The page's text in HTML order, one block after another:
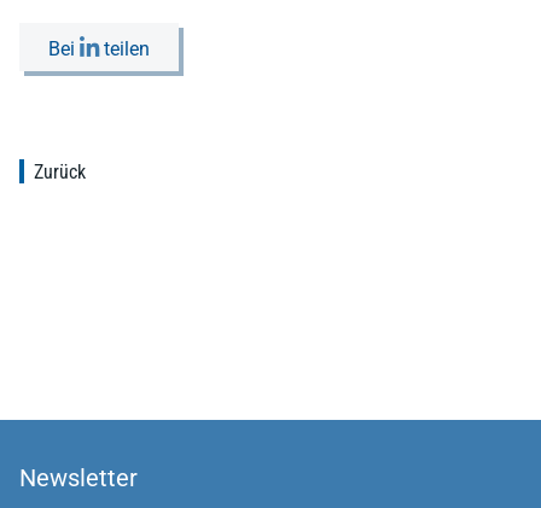
Bei teilen
Zurück
Newsletter